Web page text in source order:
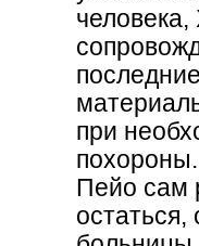
при
Пейо сам